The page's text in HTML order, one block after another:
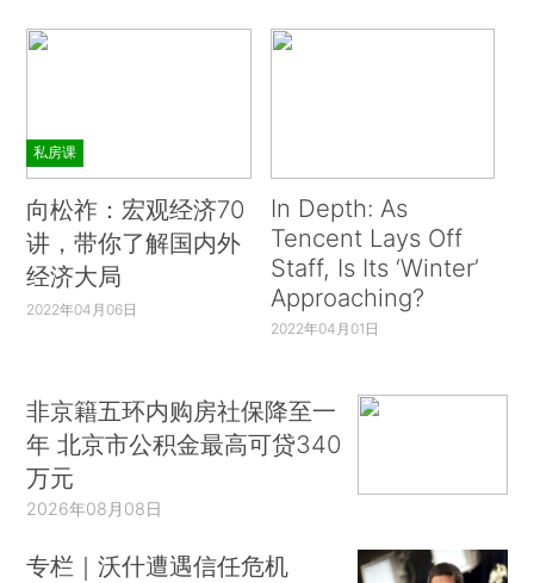
私房课
向松祚：宏观经济70
讲，带你了解国内外
经济大局
2022年04月06日
In Depth: As
Tencent Lays Off
Staff, Is Its ‘Winter’
Approaching?
2022年04月01日
非京籍五环内购房社保降至一
年 北京市公积金最高可贷340
万元
2026年08月08日
专栏｜沃什遭遇信任危机